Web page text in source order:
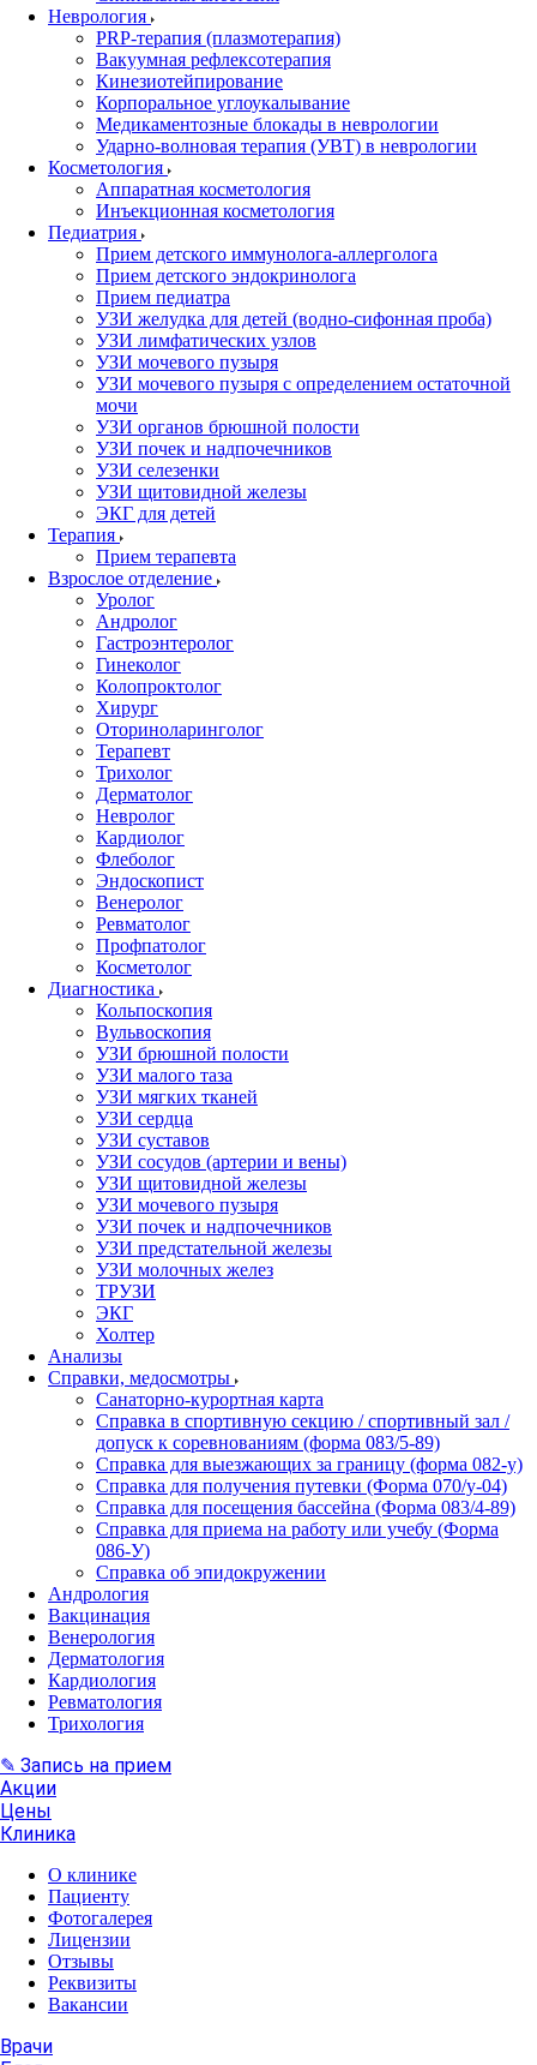
Неврология
PRP-терапия (плазмотерапия)
Вакуумная рефлексотерапия
Кинезиотейпирование
Корпоральное углоукалывание
Медикаментозные блокады в неврологии
Ударно-волновая терапия (УВТ) в неврологии
Косметология
Аппаратная косметология
Инъекционная косметология
Педиатрия
Прием детского иммунолога-аллерголога
Прием детского эндокринолога
Прием педиатра
УЗИ желудка для детей (водно-сифонная проба)
УЗИ лимфатических узлов
УЗИ мочевого пузыря
УЗИ мочевого пузыря с определением остаточной
мочи
УЗИ органов брюшной полости
УЗИ почек и надпочечников
УЗИ селезенки
УЗИ щитовидной железы
ЭКГ для детей
Терапия
Прием терапевта
Взрослое отделение
Уролог
Андролог
Гастроэнтеролог
Гинеколог
Колопроктолог
Хирург
Оториноларинголог
Терапевт
Трихолог
Дерматолог
Невролог
Кардиолог
Флеболог
Эндоскопист
Венеролог
Ревматолог
Профпатолог
Косметолог
Диагностика
Кольпоскопия
Вульвоскопия
УЗИ брюшной полости
УЗИ малого таза
УЗИ мягких тканей
УЗИ сердца
УЗИ суставов
УЗИ сосудов (артерии и вены)
УЗИ щитовидной железы
УЗИ мочевого пузыря
УЗИ почек и надпочечников
УЗИ предстательной железы
УЗИ молочных желез
ТРУЗИ
ЭКГ
Холтер
Анализы
Справки, медосмотры
Санаторно-курортная карта
Справка в спортивную секцию / спортивный зал /
допуск к соревнованиям (форма 083/5-89)
Справка для выезжающих за границу (форма 082-у)
Справка для получения путевки (Форма 070/у-04)
Справка для посещения бассейна (Форма 083/4-89)
Справка для приема на работу или учебу (Форма
086-У)
Справка об эпидокружении
Андрология
Вакцинация
Венерология
Дерматология
Кардиология
Ревматология
Трихология
✎ Запись на прием
Акции
Цены
Клиника
О клинике
Пациенту
Фотогалерея
Лицензии
Отзывы
Реквизиты
Вакансии
Врачи